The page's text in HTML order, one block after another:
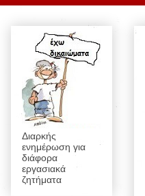
Διαρκής
ενημέρωση για
διάφορα
εργασιακά
ζητήματα